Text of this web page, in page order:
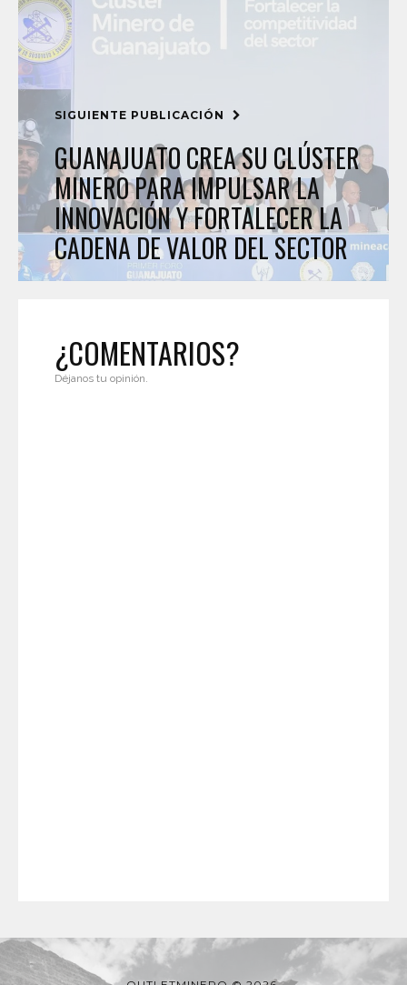
SIGUIENTE PUBLICACIÓN
GUANAJUATO CREA SU CLÚSTER
MINERO PARA IMPULSAR LA
INNOVACIÓN Y FORTALECER LA
CADENA DE VALOR DEL SECTOR
¿COMENTARIOS?
Déjanos tu opinión.